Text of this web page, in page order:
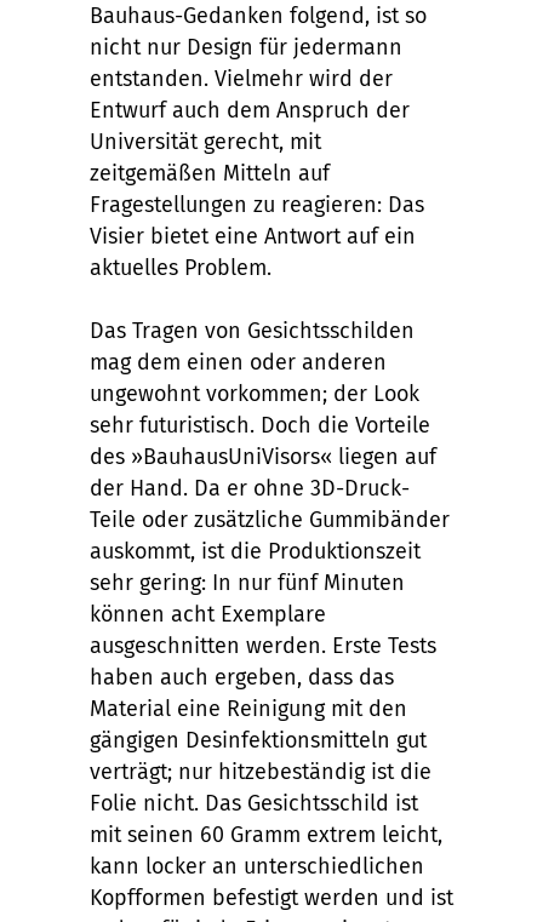
Bauhaus-Gedanken folgend, ist so
nicht nur Design für jedermann
entstanden. Vielmehr wird der
Entwurf auch dem Anspruch der
Universität gerecht, mit
zeitgemäßen Mitteln auf
Fragestellungen zu reagieren: Das
Visier bietet eine Antwort auf ein
aktuelles Problem.
Das Tragen von Gesichtsschilden
mag dem einen oder anderen
ungewohnt vorkommen; der Look
sehr futuristisch. Doch die Vorteile
des »BauhausUniVisors« liegen auf
der Hand. Da er ohne 3D-Druck-
Teile oder zusätzliche Gummibänder
auskommt, ist die Produktionszeit
sehr gering: In nur fünf Minuten
können acht Exemplare
ausgeschnitten werden. Erste Tests
haben auch ergeben, dass das
Material eine Reinigung mit den
gängigen Desinfektionsmitteln gut
verträgt; nur hitzebeständig ist die
Folie nicht. Das Gesichtsschild ist
mit seinen 60 Gramm extrem leicht,
kann locker an unterschiedlichen
Kopfformen befestigt werden und ist